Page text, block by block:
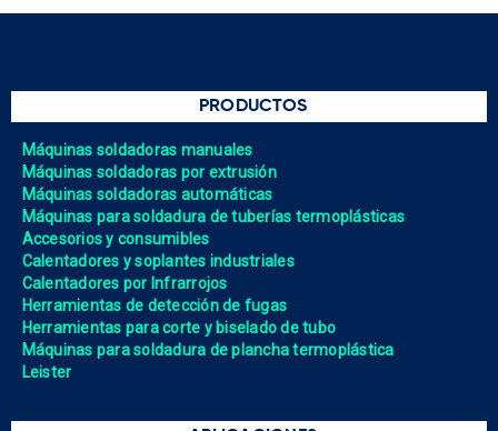
PRODUCTOS
Máquinas soldadoras manuales
Máquinas soldadoras por extrusión
Máquinas soldadoras automáticas
Máquinas para soldadura de tuberías termoplásticas
Accesorios y consumibles
Calentadores y soplantes industriales
Calentadores por Infrarrojos
Herramientas de detección de fugas
Herramientas para corte y biselado de tubo
Máquinas para soldadura de plancha termoplástica
Leister